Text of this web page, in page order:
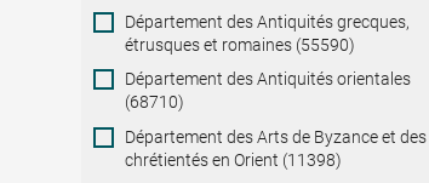
Département des Antiquités grecques,
étrusques et romaines (55590)
Département des Antiquités orientales
(68710)
Département des Arts de Byzance et des
chrétientés en Orient (11398)